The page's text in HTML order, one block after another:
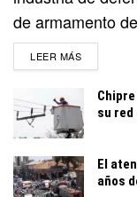
de armamento
LEER MÁSDETAILS
su
El
años